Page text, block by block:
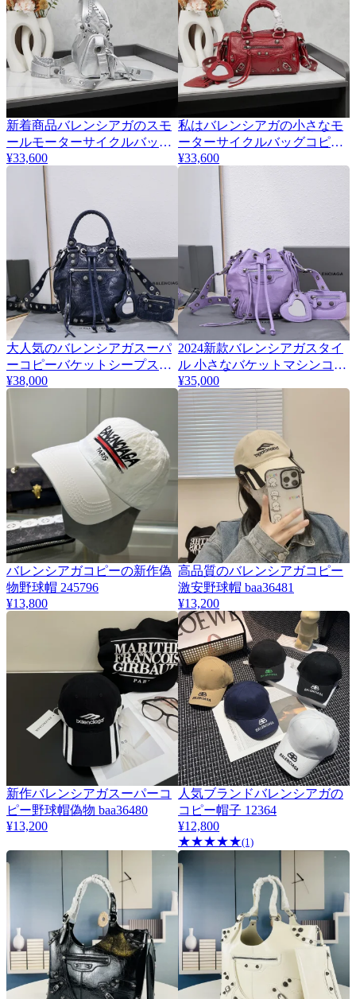
新着商品バレンシアガのスモ
ールモーターサイクルバッグ
16825-1
¥33,600
私はバレンシアガの小さなモ
ーターサイクルバッグコピー
が大好きです 16825
¥33,600
大人気のバレンシアガスーパ
ーコピーバケットシープスキ
ンマシンバッグ 650697
¥38,000
2024新款バレンシアガスタイ
ル 小さなバケットマシンコピ
ーバッグ 65003
¥35,000
バレンシアガコピーの新作偽
物野球帽 245796
¥13,800
高品質のバレンシアガコピー
激安野球帽 baa36481
¥13,200
新作バレンシアガスーパーコ
ピー野球帽偽物 baa36480
¥13,200
人気ブランドバレンシアガの
コピー帽子 12364
¥12,800
★★★★★(1)